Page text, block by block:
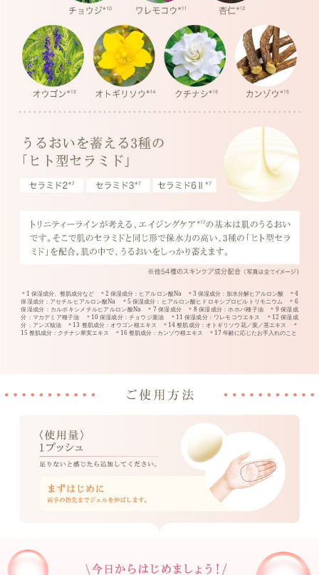
＊1 保湿成分、整肌成分など ＊2 保湿成分：ヒアルロン酸Na ＊3 保湿成分：加水分解ヒアルロン酸 ＊4
保湿成分：アセチルヒアルロン酸Na ＊5 保湿成分：ヒアルロン酸ヒドロキシプロピルトリモニウム ＊6
保湿成分：カルボキシメチルヒアルロン酸Na ＊7 保湿成分 ＊8 保湿成分：ホホバ種子油 ＊9 保湿成
分：マカデミア種子油 ＊10 保湿成分：チョウジ葉油 ＊11 保湿成分：ワレモコウエキス ＊12 保湿成
分：アンズ核油 ＊13 整肌成分：オウゴン根エキス ＊14 整肌成分：オトギリソウ花／葉／茎エキス ＊
15 整肌成分：クチナシ果実エキス ＊16 整肌成分：カンゾウ根エキス ＊17 年齢に応じたお手入れのこと